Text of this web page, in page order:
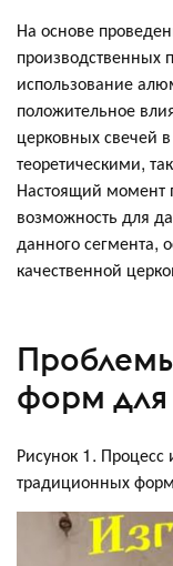
На основе
производственных
использование
положительное
церковных свечей
теоретическими,
Настоящий момент
возможность для
данного сегмента,
качественной
форм для
Рисунок 1. Процесс
традиционных форм